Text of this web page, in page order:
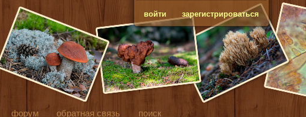
войти зарегистрироваться
форум обратная связь поиск